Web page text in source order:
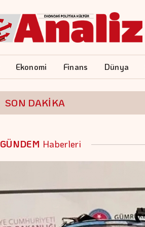
Ekonomi Finans Dünya
SON DAKİKA
GÜNDEM Haberleri